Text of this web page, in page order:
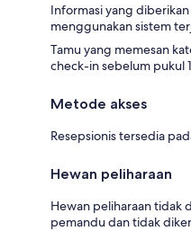
Informasi yang
menggunakan sistem
Tamu yang memesan
check-in sebelum pukul
Metode akses
Resepsionis tersedia
Hewan peliharaan
Hewan peliharaan tidak
pemandu dan tidak